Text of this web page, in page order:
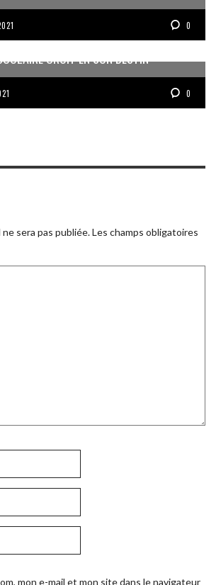
0
CROIT EN SON DESTIN
0
sera pas publiée.Les champs obligatoires
mon e-mail et mon site dans le navigateur